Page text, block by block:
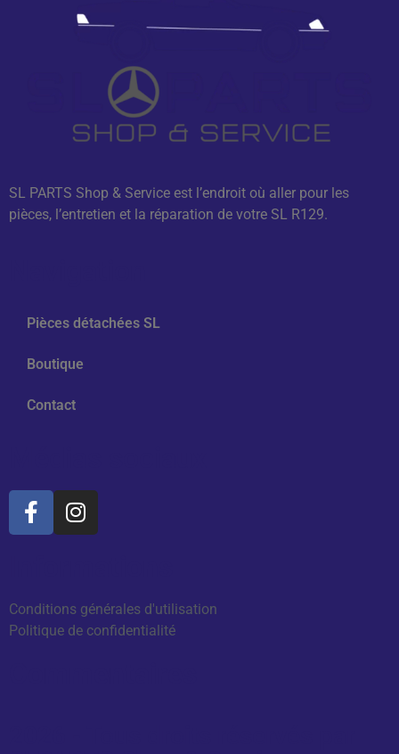
SL PARTS Shop & Service est l’endroit où aller pour les
pièces, l’entretien et la réparation de votre SL R129.
Pièces détachées SL
Boutique
Contact
Conditions générales d'utilisation
Politique de confidentialité